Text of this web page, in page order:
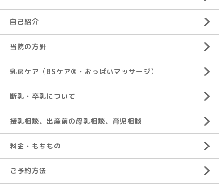
自己紹介
当院の方針
乳房ケア（BSケア®︎・おっぱいマッサージ）
断乳・卒乳について
授乳相談、出産前の母乳相談、育児相談
料金・もちもの
ご予約方法